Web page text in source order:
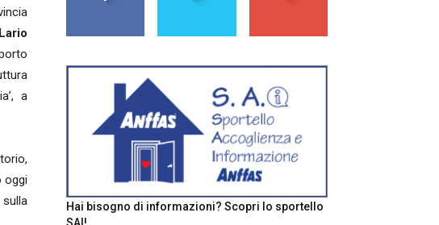
a
oggi
Hai bisogno di informazioni? Scopri lo sportello
SAI!